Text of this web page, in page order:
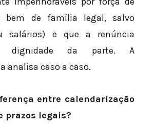
bem de família legal, salvo
salários) e que a renúncia
dignidade da parte. A
analisa caso a caso.
entre calendarização
prazos legais?